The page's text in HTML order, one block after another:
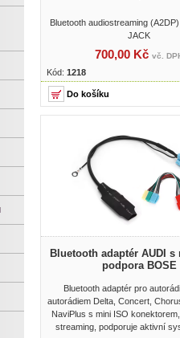
Bluetooth audiostreaming
JACK
700,00 Kč vč.
Kód: 1218
Bluetooth adaptér AUDI s
podpora BOSE
Bluetooth adaptér pro
autorádiem Delta, Concert,
NaviPlus s mini ISO
streaming, podporuje aktivní